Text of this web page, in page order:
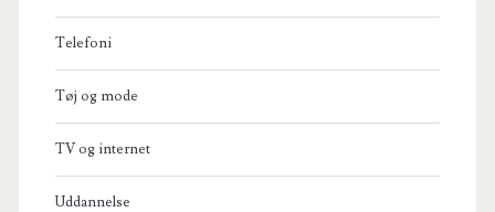
Telefoni
Tøj og mode
TV og internet
Uddannelse